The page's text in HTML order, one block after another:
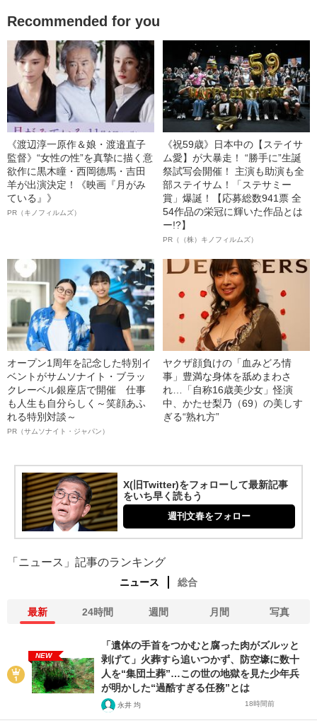
Recommended for you
《渡辺淳一原作＆娘・渡邉直子
監督》“女性の性”を真摯に描く意
欲作に黒木瞳・西岡德馬・吉田
羊が出演決定！《映画『月がみ
ている』》
PR（キノフィルムズ）
《祝59歳》日本中の【ステイサ
ム愛】が大暴走！ “勝手に”生誕
祭試写会開催！ 主演も助演も全
部ステイサム！「ステサミー
賞」爆誕！【応募総数941票 全
54作品の栄冠に輝いた作品とは
ー!?】
PR（（株）キノフィルムズ）
オープン1周年を記念した特別イ
ベントがサムソナイト・ブラッ
クレーベル銀座店で開催 仕事
も人生も自分らしく～笑顔あふ
れる特別対談～
PR（サムソナイト・ジャパン）
ヤクザ顔負けの「血みどろ情
事」豊満な身体を舐めまわさ
れ…「自称16歳美少女」怪演
中、かたせ梨乃（69）の美しす
ぎる“熟れ方”
X(旧Twitter)をフォローして最新記事
をいち早く読もう
週刊文春をフォロー
「ニュース」記事のランキング
ニュース 総合
最新 24時間 週間 月間 写真
NEW
「遺体の手首をつかむと腐った肉がズルッと
剥げて」火葬すら追いつかず、防空壕に数十
人を“集団土葬”…この世の地獄を見た少年兵
が明かした“過酷すぎる任務”とは
永井 均 18時間前